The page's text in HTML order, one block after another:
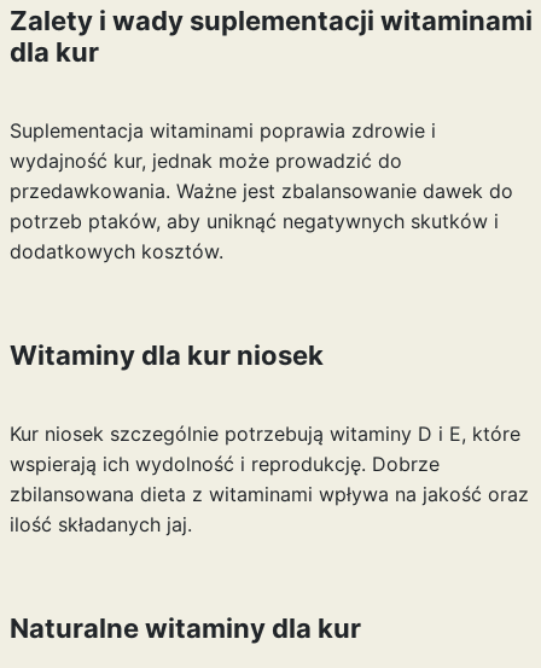
Zalety i wady suplementacji witaminami
dla kur
Suplementacja witaminami poprawia zdrowie i
wydajność kur, jednak może prowadzić do
przedawkowania. Ważne jest zbalansowanie dawek do
potrzeb ptaków, aby uniknąć negatywnych skutków i
dodatkowych kosztów.
Witaminy dla kur niosek
Kur niosek szczególnie potrzebują witaminy D i E, które
wspierają ich wydolność i reprodukcję. Dobrze
zbilansowana dieta z witaminami wpływa na jakość oraz
ilość składanych jaj.
Naturalne witaminy dla kur